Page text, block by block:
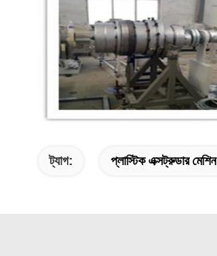
ট্যাগ: প্লাস্টিক এক্সট্রুডার মেশিন